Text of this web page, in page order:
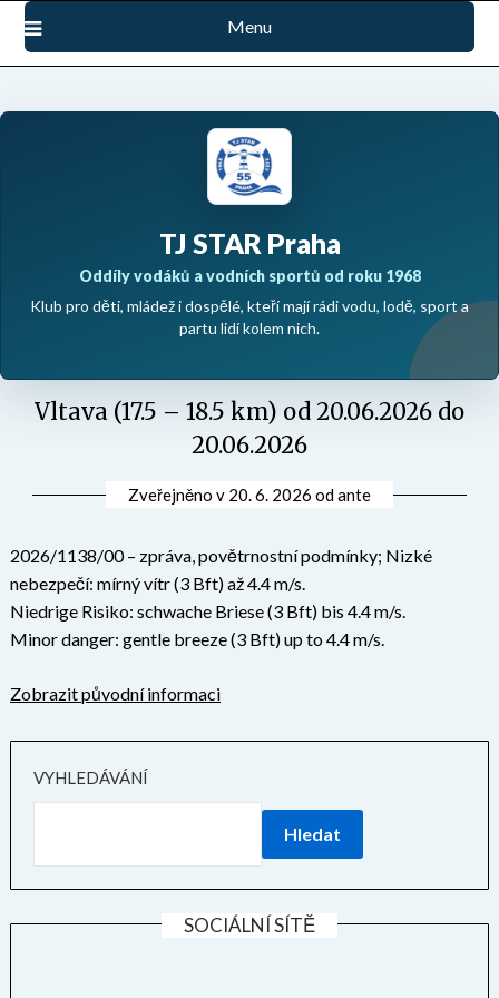
Přejdi
obsah
Menu
TJ STAR Praha
Oddíly vodáků a vodních sportů od roku 1968
Klub pro děti, mládež i dospělé, kteří mají rádi vodu, lodě, sport a
partu lidí kolem nich.
Vltava (17.5 – 18.5 km) od 20.06.2026 do
20.06.2026
Zveřejněno v 20. 6. 2026 odante
2026/1138/00 – zpráva, povětrnostní podmínky; Nizké
nebezpečí: mírný vítr (3 Bft) až 4.4 m/s.
Niedrige Risiko: schwache Briese (3 Bft) bis 4.4 m/s.
Minor danger: gentle breeze (3 Bft) up to 4.4 m/s.
Zobrazit původní informaci
VYHLEDÁVÁNÍ
Hledat
SOCIÁLNÍ SÍTĚ